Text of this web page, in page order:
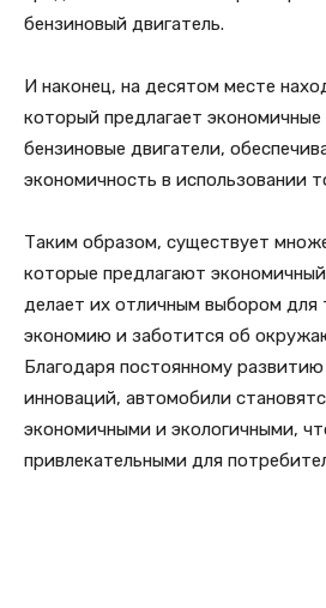
бензиновый двигатель.
И наконец, на десятом месте
который предлагает
бензиновые двигатели,
экономичность в использовании
Таким образом, существует
которые предлагают
делает их отличным выбором для
экономию и заботится об
Благодаря постоянному
инноваций, автомобили
экономичными и экологичными,
привлекательными для